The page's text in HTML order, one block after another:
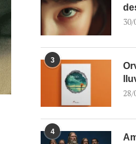
30/
3
28/
4